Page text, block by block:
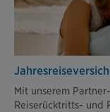
Mit unserem
Reiserücktritts- und